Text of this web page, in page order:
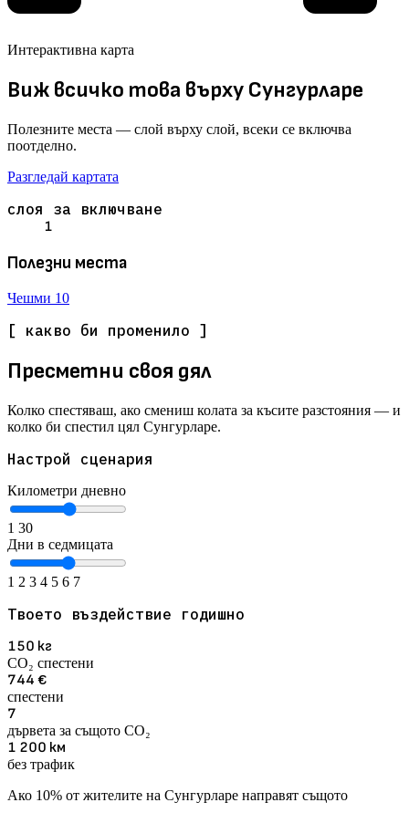
Интерактивна карта
Виж всичко това върху Сунгурларе
Полезните места — слой върху слой, всеки се включва
поотделно.
Разгледай картата
слоя за включване
1
Полезни места
Чешми 10
[ какво би променило ]
Пресметни своя дял
Колко спестяваш, ако смениш колата за късите разстояния — и
колко би спестил цял Сунгурларе.
Настрой сценария
Километри дневно
1 30
Дни в седмицата
1 2 3 4 5 6 7
Твоето въздействие годишно
150 кг
CO₂ спестени
744 €
спестени
7
дървета за същото CO₂
1 200 км
без трафик
Ако 10% от жителите на Сунгурларе направят същото